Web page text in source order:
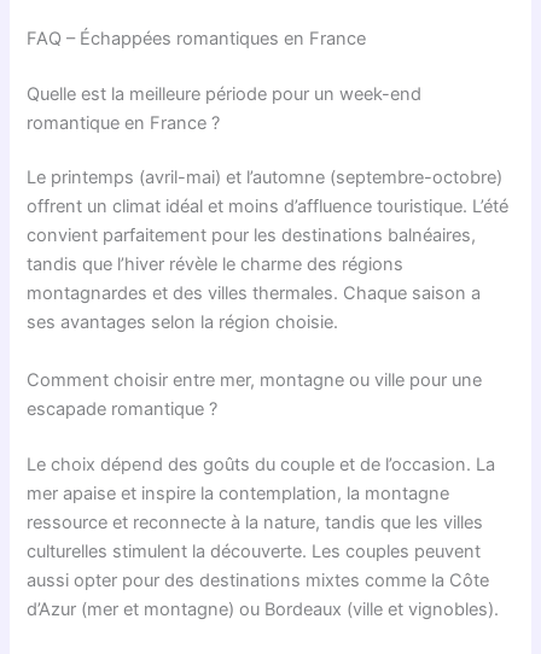
FAQ – Échappées romantiques en France
Quelle est la meilleure période pour un week-end
romantique en France ?
Le printemps (avril-mai) et l’automne (septembre-octobre)
offrent un climat idéal et moins d’affluence touristique. L’été
convient parfaitement pour les destinations balnéaires,
tandis que l’hiver révèle le charme des régions
montagnardes et des villes thermales. Chaque saison a
ses avantages selon la région choisie.
Comment choisir entre mer, montagne ou ville pour une
escapade romantique ?
Le choix dépend des goûts du couple et de l’occasion. La
mer apaise et inspire la contemplation, la montagne
ressource et reconnecte à la nature, tandis que les villes
culturelles stimulent la découverte. Les couples peuvent
aussi opter pour des destinations mixtes comme la Côte
d’Azur (mer et montagne) ou Bordeaux (ville et vignobles).